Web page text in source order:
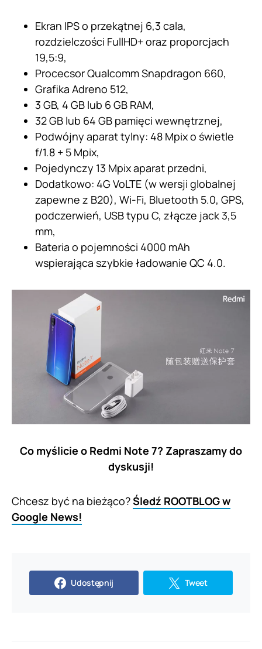
Ekran IPS o przekątnej 6,3 cala,
rozdzielczości FullHD+ oraz proporcjach
19,5:9,
Procecsor Qualcomm Snapdragon 660,
Grafika Adreno 512,
3 GB, 4 GB lub 6 GB RAM,
32 GB lub 64 GB pamięci wewnętrznej,
Podwójny aparat tylny: 48 Mpix o świetle
f/1.8 + 5 Mpix,
Pojedynczy 13 Mpix aparat przedni,
Dodatkowo: 4G VoLTE (w wersji globalnej
zapewne z B20), Wi-Fi, Bluetooth 5.0, GPS,
podczerwień, USB typu C, złącze jack 3,5
mm,
Bateria o pojemności 4000 mAh
wspierająca szybkie ładowanie QC 4.0.
Co myślicie o Redmi Note 7? Zapraszamy do
dyskusji!
Chcesz być na bieżąco?Śledź ROOTBLOG w
Google News!
Udostępnij Tweet